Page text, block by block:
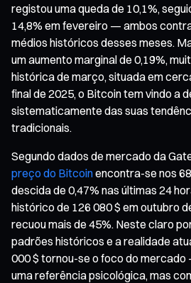
registou uma queda de 10,1%,
14,8% em fevereiro — ambos
médios históricos desses meses.
um aumento marginal de 0,19%,
histórica de março, situada em
final de 2025, o Bitcoin tem vindo a
sistematicamente das suas
tradicionais.
Segundo dados de mercado da
preço do Bitcoinencontra-se nos
descida de 0,47% nas últimas 24
histórico de 126 080 $ em outubro
recuou mais de 45%. Neste claro
padrões históricos e a realidade
000 $ tornou-se o foco do
uma referência psicológica, mas